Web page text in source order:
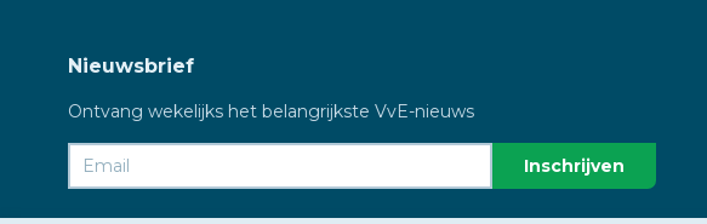
Nieuwsbrief
Ontvang wekelijks het belangrijkste VvE-nieuws